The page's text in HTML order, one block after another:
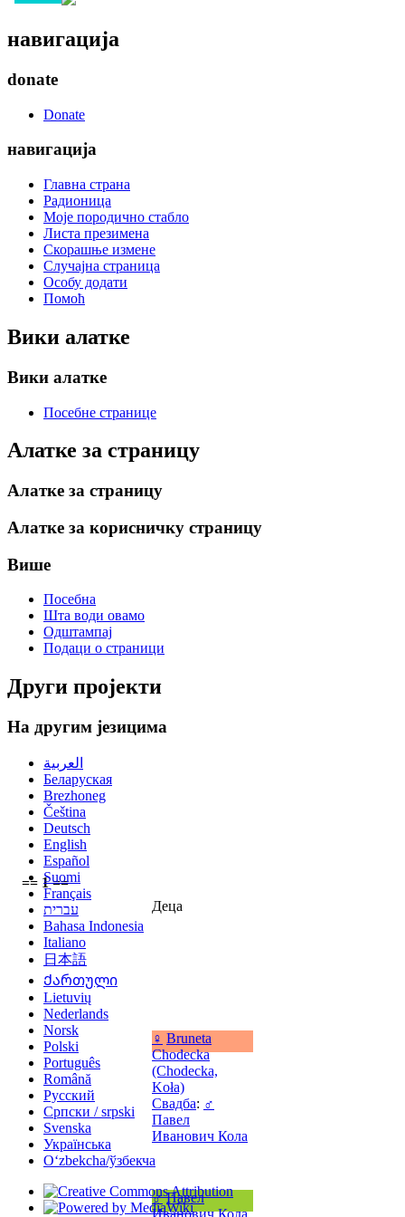
== 1 ==
Деца
♀ Bruneta
Chodecka
(Chodecka,
Koła)
Свадба: ♂
Павел
Иванович Кола
♂ Павел
Иванович Кола
навигација
donate
Donate
навигација
Главна страна
Радионица
Моје породично стабло
Листа презимена
Скорашње измене
Случајна страница
Особу додати
Помоћ
Вики алатке
Вики алатке
Посебне странице
Алатке за страницу
Алатке за страницу
Алатке за корисничку страницу
Више
Посебна
Шта води овамо
Одштампај
Подаци о страници
Други пројекти
На другим језицима
العربية
Беларуская
Brezhoneg
Čeština
Deutsch
English
Español
Suomi
Français
עברית
Bahasa Indonesia
Italiano
日本語
Ქართული
Lietuvių
Nederlands
Norsk
Polski
Português
Română
Русский
Српски / srpski
Svenska
Українська
Oʻzbekcha/ўзбекча